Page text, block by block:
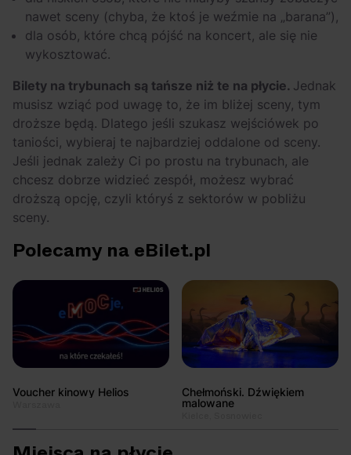
nawet sceny (chyba, że ktoś je weźmie na „barana”),
dla osób, które chcą pójść na koncert, ale się nie
wykosztować.
Bilety na trybunach są tańsze niż te na płycie. Jednak
musisz wziąć pod uwagę to, że im bliżej sceny, tym
droższe będą. Dlatego jeśli szukasz wejściówek po
taniości, wybieraj te najbardziej oddalone od sceny.
Jeśli jednak zależy Ci po prostu na trybunach, ale
chcesz dobrze widzieć zespół, możesz wybrać
droższą opcję, czyli któryś z sektorów w pobliżu
sceny.
Polecamy na eBilet.pl
Voucher kinowy Helios
Chełmoński. Dźwiękiem
malowane